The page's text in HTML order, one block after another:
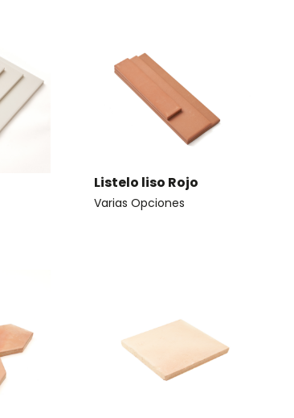
Listelo liso Rojo
Varias Opciones